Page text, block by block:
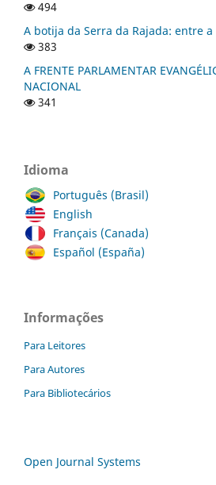
494
A botija da Serra da Rajada: entre
383
A FRENTE PARLAMENTAR
NACIONAL
341
Idioma
Português (Brasil)
English
Français (Canada)
Español (España)
Informações
Para Leitores
Para Autores
Para Bibliotecários
Open Journal Systems